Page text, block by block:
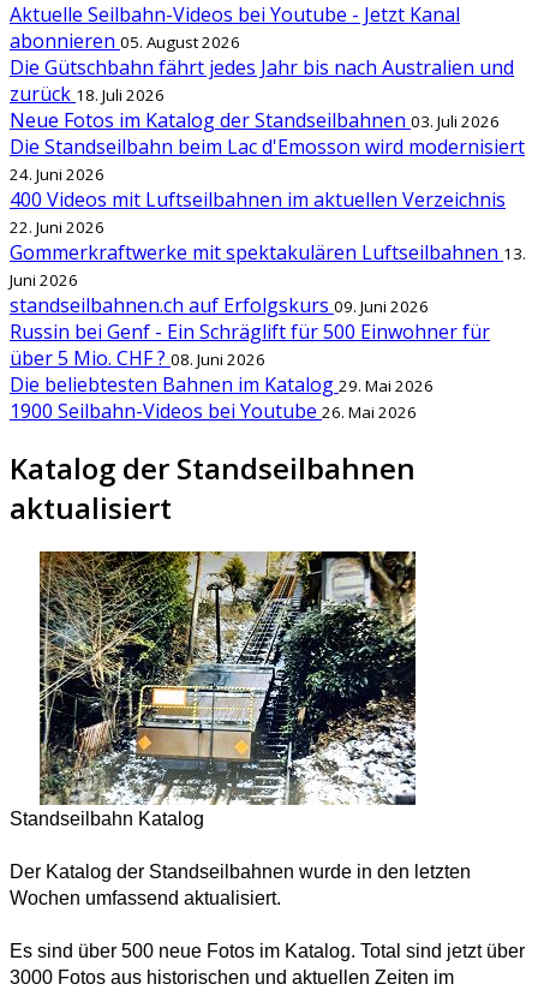
Aktuelle Seilbahn-Videos bei Youtube - Jetzt Kanal
abonnieren 05. August 2026
Die Gütschbahn fährt jedes Jahr bis nach Australien und
zurück 18. Juli 2026
Neue Fotos im Katalog der Standseilbahnen 03. Juli 2026
Die Standseilbahn beim Lac d'Emosson wird modernisiert
24. Juni 2026
400 Videos mit Luftseilbahnen im aktuellen Verzeichnis
22. Juni 2026
Gommerkraftwerke mit spektakulären Luftseilbahnen 13.
Juni 2026
standseilbahnen.ch auf Erfolgskurs 09. Juni 2026
Russin bei Genf - Ein Schräglift für 500 Einwohner für
über 5 Mio. CHF ? 08. Juni 2026
Die beliebtesten Bahnen im Katalog 29. Mai 2026
1900 Seilbahn-Videos bei Youtube 26. Mai 2026
Katalog der Standseilbahnen
aktualisiert
Standseilbahn Katalog
Der Katalog der Standseilbahnen wurde in den letzten
Wochen umfassend aktualisiert.
Es sind über 500 neue Fotos im Katalog. Total sind jetzt über
3000 Fotos aus historischen und aktuellen Zeiten im